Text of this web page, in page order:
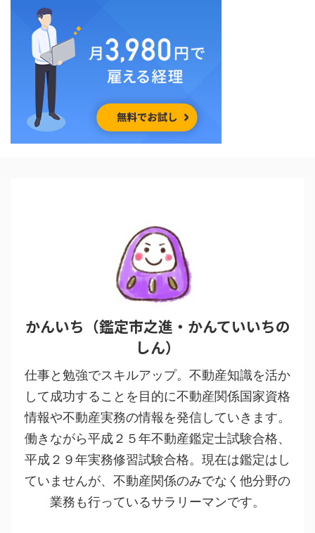
かんいち（鑑定市之進・かんていいちの
しん）
仕事と勉強でスキルアップ。不動産知識を活か
して成功することを目的に不動産関係国家資格
情報や不動産実務の情報を発信していきます。
働きながら平成２５年不動産鑑定士試験合格、
平成２９年実務修習試験合格。現在は鑑定はし
ていませんが、不動産関係のみでなく他分野の
業務も行っているサラリーマンです。